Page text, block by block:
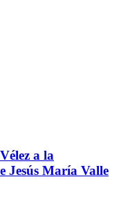
a la
Jesús María Valle